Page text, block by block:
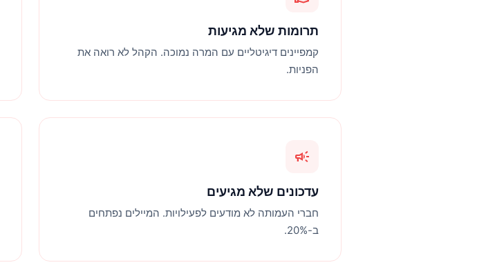
תרומות שלא מגיעות
קמפיינים דיגיטליים עם המרה נמוכה. הקהל לא רואה את
הפניות.
campaign
עדכונים שלא מגיעים
חברי העמותה לא מודעים לפעילויות. המיילים נפתחים
ב-20%.